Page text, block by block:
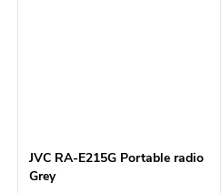
JVC RA-E215G Portable radio
Grey